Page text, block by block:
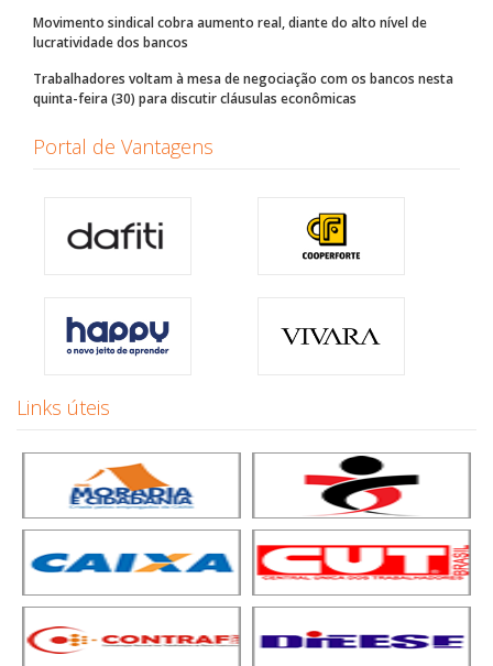
Movimento sindical cobra aumento real, diante do alto nível de
lucratividade dos bancos
Trabalhadores voltam à mesa de negociação com os bancos nesta
quinta-feira (30) para discutir cláusulas econômicas
Portal de Vantagens
Links úteis